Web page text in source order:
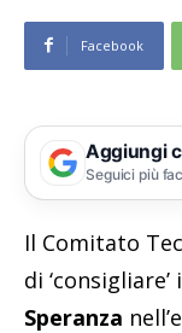
Facebook
Aggiungi
Seguici più
Il Comitato
di
Speranza